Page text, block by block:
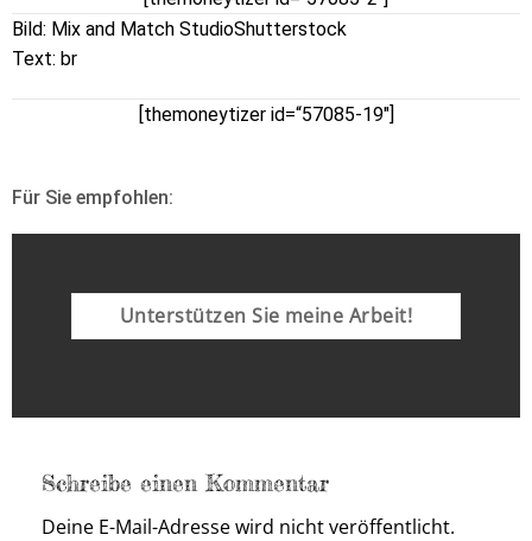
Bild: Mix and Match StudioShutterstock
Text: br
[themoneytizer id=“57085-19″]
Für Sie empfohlen:
Unterstützen Sie meine Arbeit!
Schreibe einen Kommentar
Deine E-Mail-Adresse wird nicht veröffentlicht.